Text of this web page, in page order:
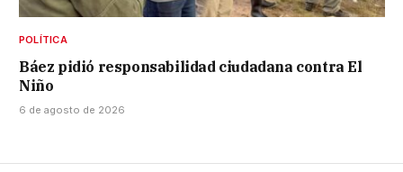
POLÍTICA
Báez pidió responsabilidad ciudadana contra El
Niño
6 de agosto de 2026